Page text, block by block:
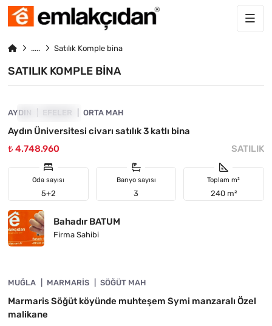
Satılık Komple bina
SATILIK KOMPLE BINA
FIYATI DÜŞTÜ
AYDIN EFELER ORTA MAH
Aydın Üniversitesi civarı satılık 3 katlı bina
₺ 4.748.960
SATILIK
Oda sayısı
5+2
Banyo sayısı
3
Toplam m²
240 m²
Bahadır BATUM
Firma Sahibi
FIYATI DÜŞTÜ
MUĞLA MARMARIS SÖĞÜT MAH
Marmaris Söğüt köyünde muhteşem Symi manzaralı Özel
malikane